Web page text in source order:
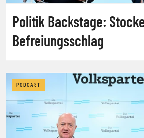
Politik Backstage:
Befreiungsschlag
PODCAST